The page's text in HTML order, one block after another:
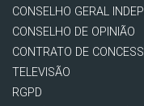
CONSELHO GERAL
CONSELHO DE OPINIÃO
CONTRATO DE
TELEVISÃO
RGPD